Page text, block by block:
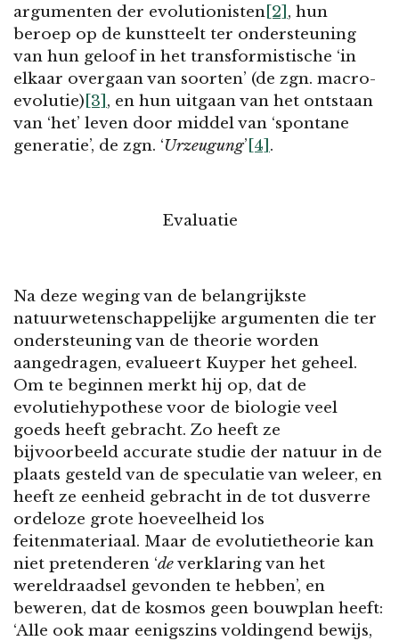
argumenten der evolutionisten[2], hun
beroep op de kunstteelt ter ondersteuning
van hun geloof in het transformistische ‘in
elkaar overgaan van soorten’ (de zgn. macro-
evolutie)[3], en hun uitgaan van het ontstaan
van ‘het’ leven door middel van ‘spontane
generatie’, de zgn. ‘Urzeugung’[4].
Evaluatie
Na deze weging van de belangrijkste
natuurwetenschappelijke argumenten die ter
ondersteuning van de theorie worden
aangedragen, evalueert Kuyper het geheel.
Om te beginnen merkt hij op, dat de
evolutiehypothese voor de biologie veel
goeds heeft gebracht. Zo heeft ze
bijvoorbeeld accurate studie der natuur in de
plaats gesteld van de speculatie van weleer, en
heeft ze eenheid gebracht in de tot dusverre
ordeloze grote hoeveelheid los
feitenmateriaal. Maar de evolutietheorie kan
niet pretenderen ‘deverklaring van het
wereldraadsel gevonden te hebben’, en
beweren, dat de kosmos geen bouwplan heeft:
‘Alle ook maar eenigszins voldingend bewijs,